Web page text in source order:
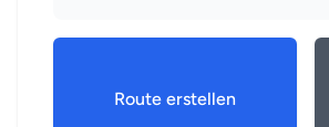
Route erstellen